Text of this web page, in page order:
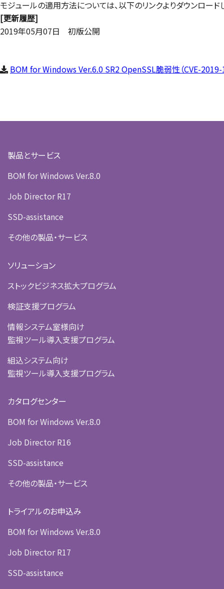
モジュールの適用方法については、以下のリンクよりダウンロー
[更新履歴]
2019年05月07日 初版公開
BOM for Windows Ver.6.0 SR2 OpenSSL脆弱性（CVE-2019-
製品とサービス
BOM for Windows Ver.8.0
Job Director R17
SSD-assistance
その他の製品・サービス
ソリューション
ストックビジネス拡大プログラム
検証支援プログラム
情報システム室様向け
監視ツール導入支援プログラム
組込システム向け
監視ツール導入支援プログラム
カタログセンター
BOM for Windows Ver.8.0
Job Director R16
SSD-assistance
その他の製品・サービス
トライアルのお申込み
BOM for Windows Ver.8.0
Job Director R17
SSD-assistance